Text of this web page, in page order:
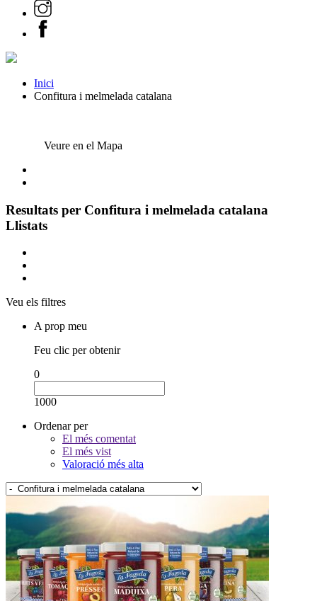
Inici
Confitura i melmelada catalana
Veure en el Mapa
Resultats per Confitura i melmelada catalana
Llistats
Veu els filtres
A prop meu
Feu clic per obtenir
0
1000
Ordenar per
El més comentat
El més vist
Valoració més alta